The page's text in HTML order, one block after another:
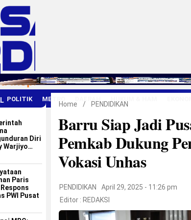
POLITIK METRO
Diri
Warjiyo
Paris
PWI Pusat
Home / PENDIDIKAN
Barru Siap Jadi
Pemkab Dukung
Vokasi Unhas
PENDIDIKAN
April 29, 2025 - 11:26 pm
Editor : REDAKSI